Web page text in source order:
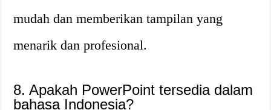
mudah dan memberikan tampilan yang
menarik dan profesional.
8. Apakah PowerPoint tersedia dalam
bahasa Indonesia?